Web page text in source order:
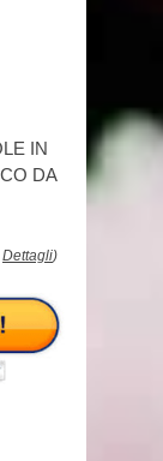
IN
DA
Dettagli)